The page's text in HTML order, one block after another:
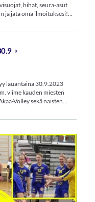
hihat, seura-asut
ja jätä oma ilmoituksesi!…
lauantaina 30.9.2023
viime kauden miesten
Volley sekä naisten…